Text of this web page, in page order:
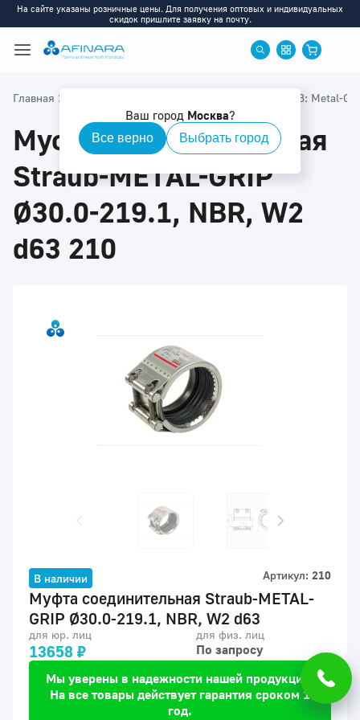
На сайте указаны розничные цены. Для получения оптовых и индивидуальных
скидок пришлите заявку на почту.
Ваш город Москва?
Все верно Выбрать город
Главная > Муфты STRAUB: Metal-
Муфта соединительная
Straub-METAL-GRIP
Ø30.0-219.1, NBR, W2
d63 210
В наличии Артикул: 210
Муфта соединительная Straub-METAL-
GRIP Ø30.0-219.1, NBR, W2 d63
для юр. лиц
13658 ₽
для физ. лиц
По запросу
Мы уверены в надежности нашей продукции.
На все товары действует гарантия сроком 1
год.